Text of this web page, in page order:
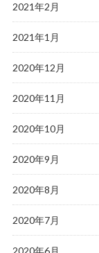
2021年2月
2021年1月
2020年12月
2020年11月
2020年10月
2020年9月
2020年8月
2020年7月